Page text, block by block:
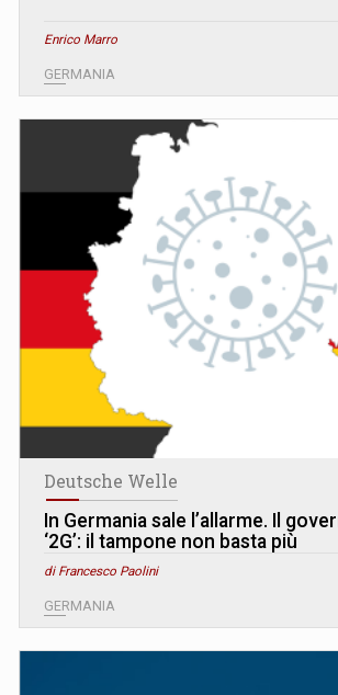
Enrico Marro
GERMANIA
Deutsche Welle
In Germania sale l’allarme. Il
‘2G’: il tampone non basta più
di Francesco Paolini
GERMANIA